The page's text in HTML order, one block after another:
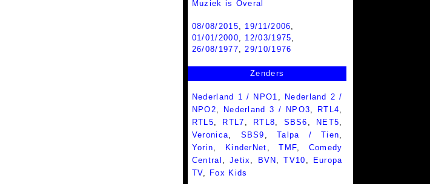
Muziek is Overal
08/08/2015, 19/11/2006,
01/01/2000, 12/03/1975,
26/08/1977,29/10/1976
Zenders
Nederland 1 / NPO1
Nederland 2 /
NPO2
Nederland 3 / NPO3 RTL4
RTL5
RTL7 RTL8 SBS6 NET5
Veronica
SBS9 ,Talpa / Tien
Yorin
KinderNet ,TMF
Comedy
Central
Jetix BVN ,TV10
Europa
TV
Fox Kids